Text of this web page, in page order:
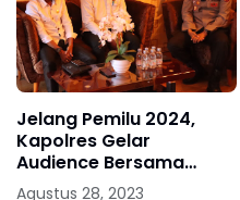
Jelang Pemilu 2024,
Kapolres Gelar
Audience Bersama
Ketua KPU Soppeng
Agustus 28, 2023